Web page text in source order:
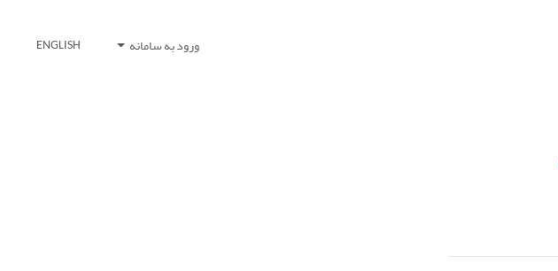
ورود به سامانه ENGLISH